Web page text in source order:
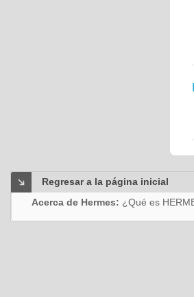
Regresar a la página inicial
Acerca de Hermes: ¿Qué es